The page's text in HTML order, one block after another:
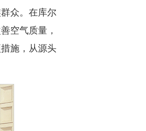
众。在库尔
空气质量，
施，从源头